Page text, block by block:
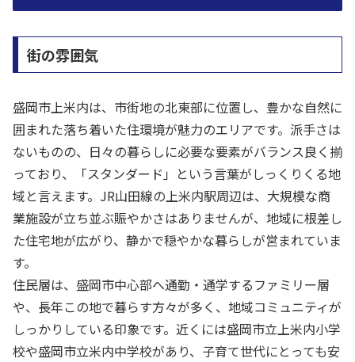
街の雰囲気
盛岡市上米内は、市街地の北東部に位置し、豊かな自然に
囲まれた落ち着いた住環境が魅力のエリアです。派手さは
ないものの、日々の暮らしに必要な要素がバランス良く揃
っており、「スタンダード」という言葉がしっくりくる地
域と言えます。JR山田線の上米内駅周辺は、大規模な商
業施設が立ち並ぶ賑やかさはありませんが、地域に根差し
た住宅地が広がり、静かで穏やかな暮らしが営まれていま
す。
住民層は、盛岡市中心部へ通勤・通学するファミリー層
や、長年この地で暮らす方々が多く、地域コミュニティが
しっかりしている印象です。近くには盛岡市立上米内小学
校や盛岡市立米内中学校があり、子育て世代にとっても安